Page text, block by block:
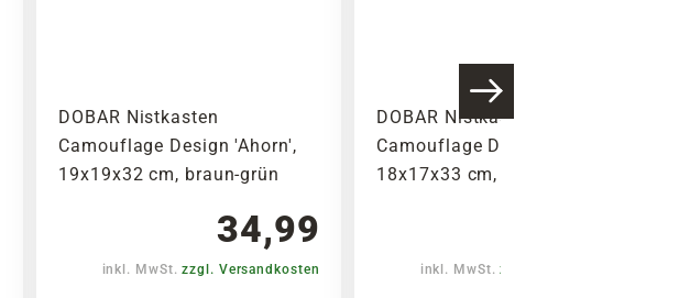
DOBAR Nistkasten
Camouflage Design 'Ahorn',
19x19x32 cm, braun-grün
34,99
inkl. MwSt.zzgl. Versandkosten
DOBAR Nistkasten
Camouflage Design 'Birke',
18x17x33 cm, braun-grün
inkl. MwSt.zzgl. Versandkosten